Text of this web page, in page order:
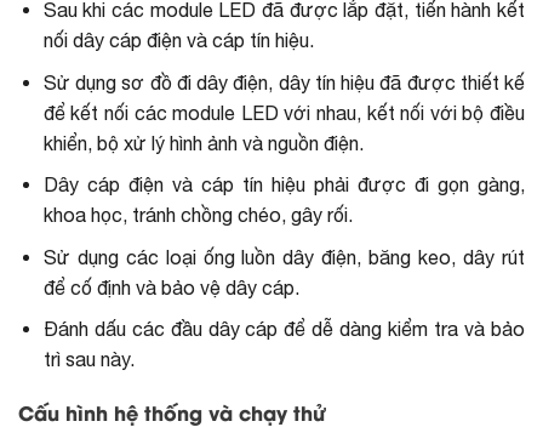
Sau khi các module LED đã được lắp đặt, tiến hành kết
nối dây cáp điện và cáp tín hiệu.
Sử dụng sơ đồ đi dây điện, dây tín hiệu đã được thiết kế
để kết nối các module LED với nhau, kết nối với bộ điều
khiển, bộ xử lý hình ảnh và nguồn điện.
Dây cáp điện và cáp tín hiệu phải được đi gọn gàng,
khoa học, tránh chồng chéo, gây rối.
Sử dụng các loại ống luồn dây điện, băng keo, dây rút
để cố định và bảo vệ dây cáp.
Đánh dấu các đầu dây cáp để dễ dàng kiểm tra và bảo
trì sau này.
Cấu hình hệ thống và chạy thử